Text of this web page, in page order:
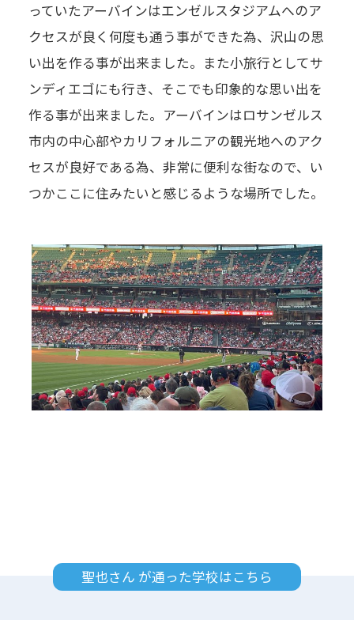
っていたアーバインはエンゼルスタジアムへのア
クセスが良く何度も通う事ができた為、沢山の思
い出を作る事が出来ました。また小旅行としてサ
ンディエゴにも行き、そこでも印象的な思い出を
作る事が出来ました。アーバインはロサンゼルス
市内の中心部やカリフォルニアの観光地へのアク
セスが良好である為、非常に便利な街なので、い
つかここに住みたいと感じるような場所でした。
聖也さん が通った学校はこちら